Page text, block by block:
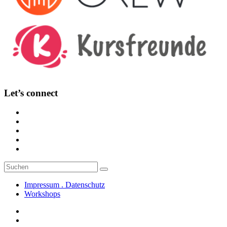
Let’s connect
Suche
nach:
Suchen
Impressum . Datenschutz
Workshops